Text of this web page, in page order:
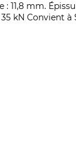
11,8 mm.
kN Convient à